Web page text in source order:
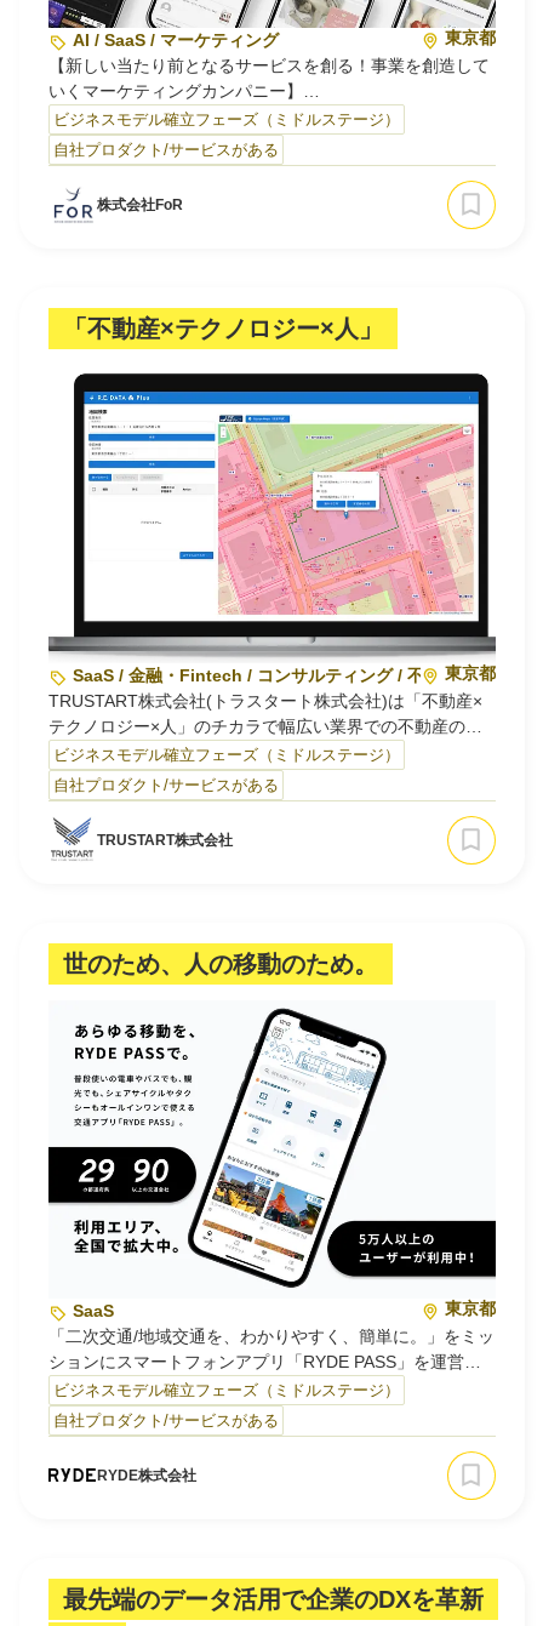
AI / SaaS / マーケティング
東京都
【新しい当たり前となるサービスを創る！事業を創造して
いくマーケティングカンパニー】
領域特化型のWebメディアプラットフォームサービスを企
画・運営するベンチャー企業です。
ユーザー起点で事業を生み出すマーケティング力・集客力
を強みに、様々なジャンルでゼロから自社メディアの立ち
ビジネスモデル確立フェーズ（ミドルステージ）
自社プロダクト/サービスがある
株式会社FoR
「不動産×テクノロジー×人」
SaaS / 金融・Fintech / コンサルティング / 不動産 / マーケ
東京都
TRUSTART株式会社(トラスタート株式会社)は「不動産×
テクノロジー×人」のチカラで幅広い業界での不動産の活
用の可能性を模索し、日本経済の成長に貢献する不動産テ
ック企業です。
三菱UFJ銀行から「出向起業」としてスタートしたのち、
スピンアウトし一気に規模を拡大しています。
https://www.trustart.co.jp/data/
ビジネスモデル確立フェーズ（ミドルステージ）
自社プロダクト/サービスがある
TRUSTART株式会社
世のため、人の移動のため。
SaaS
東京都
「二次交通/地域交通を、わかりやすく、簡単に。」をミッ
ションにスマートフォンアプリ「RYDE PASS」を運営し
ています。
◆「二次交通/地域交通」のデジタル化を通じた「社会」の
新旧様々な交通事業を一つのサービスから利用可能にして
いくことで、一人ひとりの日常や地域の未来…
ビジネスモデル確立フェーズ（ミドルステージ）
自社プロダクト/サービスがある
RYDE株式会社
最先端のデータ活用で企業のDXを革新